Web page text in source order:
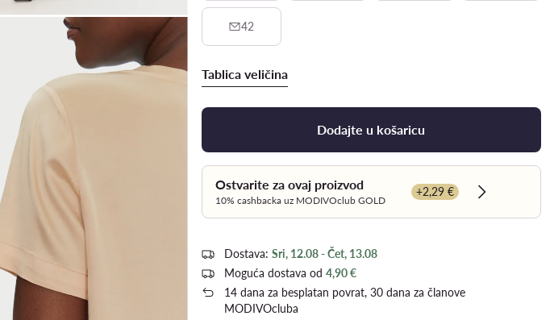
42
Tablica veličina
Dodajte u košaricu
Ostvarite za ovaj proizvod
10% cashbacka uz MODIVOclub GOLD
+2,29 €
Dowiedz się
Dostava: Sri, 12.08 - Čet, 13.08
Moguća dostava od 4,90 €
14 dana za besplatan povrat, 30 dana za članove
MODIVOcluba